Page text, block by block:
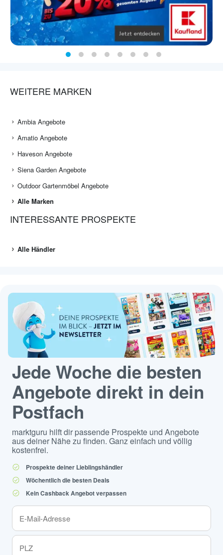
WEITERE MARKEN
Ambia Angebote
Amatio Angebote
Haveson Angebote
Siena Garden Angebote
Outdoor Gartenmöbel Angebote
Alle Marken
INTERESSANTE PROSPEKTE
Alle Händler
Jede Woche die besten
Angebote direkt in dein
Postfach
marktguru hilft dir passende Prospekte und Angebote
aus deiner Nähe zu finden. Ganz einfach und völlig
kostenfrei.
Prospekte deiner Lieblingshändler
Wöchentlich die besten Deals
Kein Cashback Angebot verpassen